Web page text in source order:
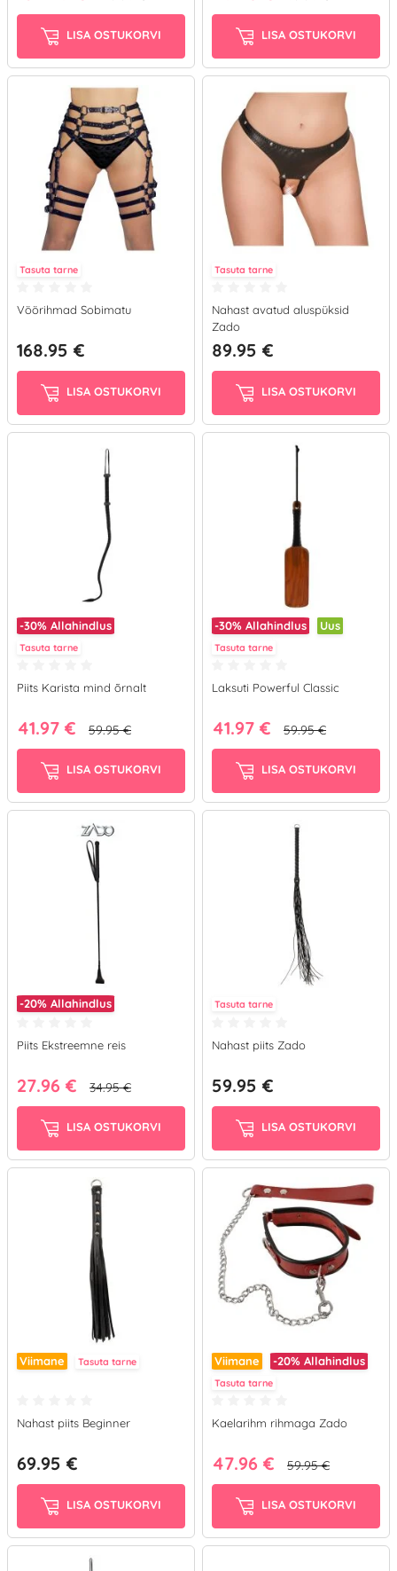
LISA OSTUKORVI LISA OSTUKORVI
Tasuta tarne
Vöörihmad Sobimatu
168.95 €
LISA OSTUKORVI
Tasuta tarne
Nahast avatud aluspüksid
Zado
89.95 €
LISA OSTUKORVI
-30% Allahindlus
Tasuta tarne
Piits Karista mind õrnalt
41.97 € 59.95 €
LISA OSTUKORVI
-30% Allahindlus Uus
Tasuta tarne
Laksuti Powerful Classic
41.97 € 59.95 €
LISA OSTUKORVI
-20% Allahindlus
Piits Ekstreemne reis
27.96 € 34.95 €
LISA OSTUKORVI
Tasuta tarne
Nahast piits Zado
59.95 €
LISA OSTUKORVI
Viimane Tasuta tarne
Nahast piits Beginner
69.95 €
LISA OSTUKORVI
Viimane -20% Allahindlus
Tasuta tarne
Kaelarihm rihmaga Zado
47.96 € 59.95 €
LISA OSTUKORVI